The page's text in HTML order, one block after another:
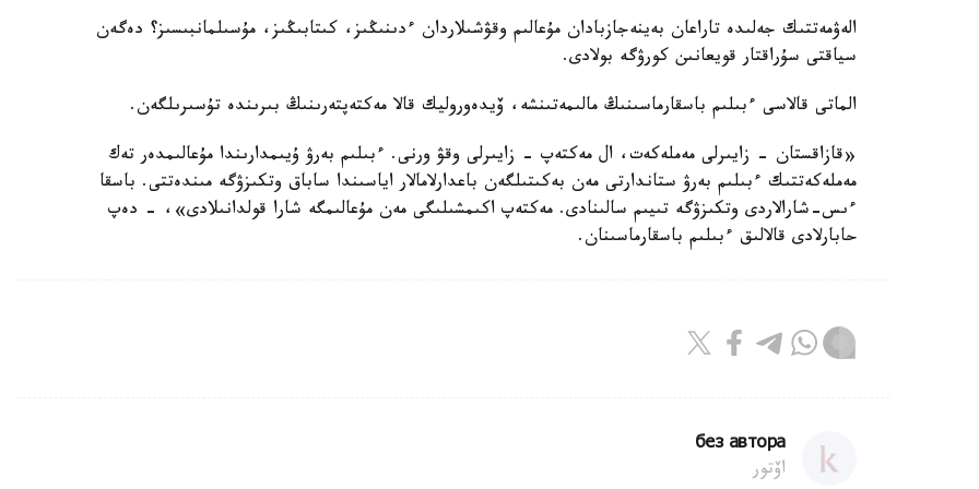
الەۋمەتتىك جەلىدە تاراعان بەينەجازبادان مۇعالىم وقۋشىلاردان ءدىنىڭىز، كىتابىڭىز، مۇسىلمانبىسىز؟ دەگەن
سياقتى سۇراقتار قويعانىن كورۋگە بولادى.
الماتى قالاسى ءبىلىم باسقارماسىنىڭ مالىمەتىنشە، ۆيدەوروليك قالا مەكتەپتەرىنىڭ بىرىندە تۇسىرىلگەن.
«قازاقستان - زايىرلى مەملەكەت، ال مەكتەپ - زايىرلى وقۋ ورنى. ءبىلىم بەرۋ ۇيىمدارىندا مۇعالىمدەر تەك
مەملەكەتتىك ءبىلىم بەرۋ ستاندارتى مەن بەكىتىلگەن باعدارلامالار اياسىندا ساباق وتكىزۋگە مىندەتتى. باسقا
ءىس-شارالاردى وتكىزۋگە تىيىم سالىنادى. مەكتەپ اكىمشىلىگى مەن مۇعالىمگە شارا قولدانىلادى»، - دەپ
حابارلادى قالالىق ءبىلىم باسقارماسىنان.
без автора
اۆتور